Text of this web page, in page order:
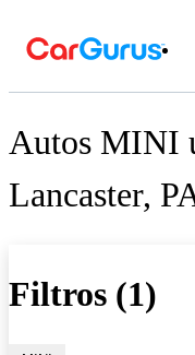
Autos MINI
Lancaster,
Filtros (1)